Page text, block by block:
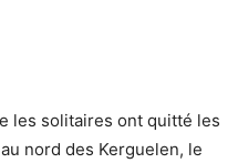
les solitaires ont quitté les
nord des Kerguelen, le